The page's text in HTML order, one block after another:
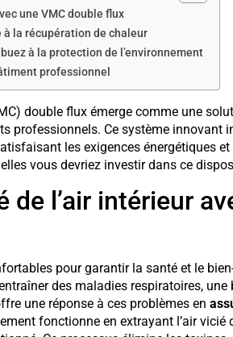
une VMC double flux
la récupération de chaleur
à la protection de l’environnement
professionnel
double flux émerge comme une
professionnels. Ce système innovant
les exigences énergétiques
vous devriez investir dans ce
l’air intérieur
pour garantir la santé et le
des maladies respiratoires,
une réponse à ces problèmes en
fonctionne en extrayant l’air vicié